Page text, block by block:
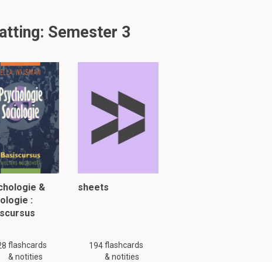
Semester 3
&
:
flashcards
& notities
sheets
194flashcards
& notities